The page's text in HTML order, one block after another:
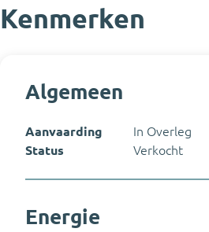
Kenmerken
Algemeen
Aanvaarding
In Overleg
Status
Verkocht
Energie